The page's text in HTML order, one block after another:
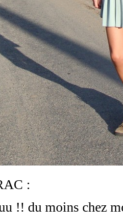
:
!! du moins chez